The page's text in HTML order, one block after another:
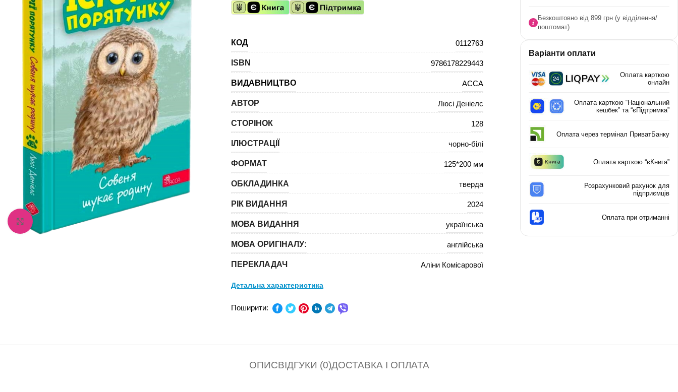
Збільшити зображення
КОД 0112763
ISBN 9786178229443
ВИДАВНИЦТВО АССА
АВТОР Люсі Деніелс
СТОРІНОК 128
ІЛЮСТРАЦІЇ чорно-білі
ФОРМАТ 125*200 мм
ОБКЛАДИНКА тверда
РІК ВИДАННЯ 2024
МОВА ВИДАННЯ українська
МОВА ОРИГІНАЛУ: англійська
ПЕРЕКЛАДАЧ Аліни Комісарової
Детальна характеристика
ПРЕДМЕТ:
СЕРІЯ: Історії порятунку
В ПАЧЦІ (ШТ):
Поширити:
Безкоштовно від 899 грн (у відділення/
поштомат)
Варіанти оплати
Оплата карткою
онлайн
Оплата карткою “Національний
кешбек” та “єПідтримка”
Оплата через термінал ПриватБанку
Оплата карткою “єКнига”
Розрахунковий рахунок для
підприємців
Оплата при отриманні
ОПИСВІДГУКИ (0)ДОСТАВКА І ОПЛАТА